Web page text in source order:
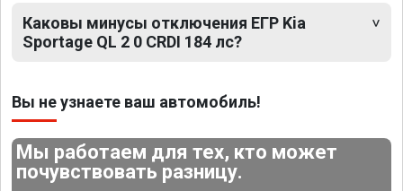
Каковы минусы отключения ЕГР Kia
Sportage QL 2 0 CRDI 184 лс?
Вы не узнаете ваш автомобиль!
Мы работаем для тех, кто может
почувствовать разницу.